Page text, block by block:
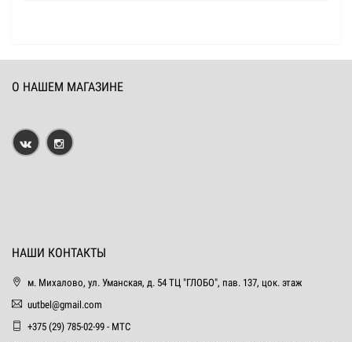
О НАШЕМ МАГАЗИНЕ
НАШИ КОНТАКТЫ
м. Михалово, ул. Уманская, д. 54 ТЦ "ГЛОБО", пав. 137, цок. этаж
uutbel@gmail.com
+375 (29) 785-02-99 - МТС